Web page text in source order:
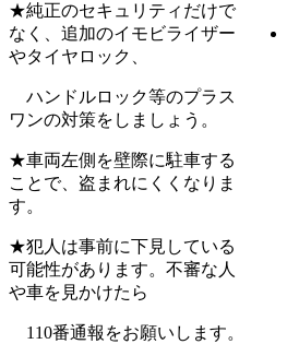
★純正のセキュリティだけで
なく、追加のイモビライザー
やタイヤロック、
ハンドルロック等のプラス
ワンの対策をしましょう。
★車両左側を壁際に駐車する
ことで、盗まれにくくなりま
す。
★犯人は事前に下見している
可能性があります。不審な人
や車を見かけたら
110番通報をお願いします。